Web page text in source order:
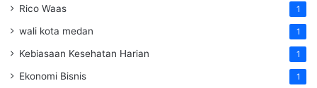
Rico Waas 1
wali kota medan 1
Kebiasaan Kesehatan Harian 1
Ekonomi Bisnis 1